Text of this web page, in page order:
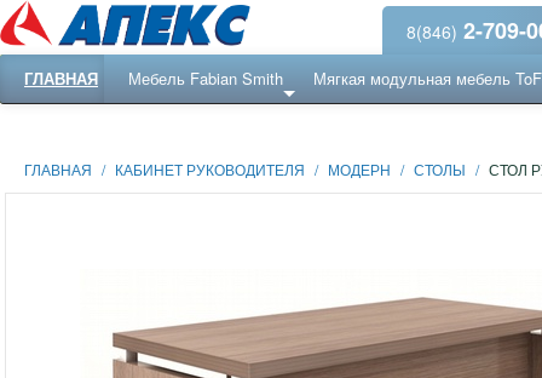
8(846) 2-709-
ГЛАВНАЯ Мебель Fabian Smith Мягкая модульная мебель
ГЛАВНАЯ / КАБИНЕТ РУКОВОДИТЕЛЯ / МОДЕРН / СТОЛЫ / СТОЛ